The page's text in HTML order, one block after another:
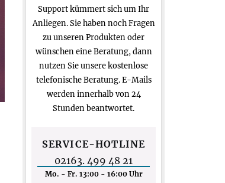
Support kümmert sich um Ihr
Anliegen. Sie haben noch Fragen
zu unseren Produkten oder
wünschen eine Beratung, dann
nutzen Sie unsere kostenlose
telefonische Beratung. E-Mails
werden innerhalb von 24
Stunden beantwortet.
SERVICE-HOTLINE
02163. 499 48 21
Mo. - Fr. 13:00 - 16:00 Uhr